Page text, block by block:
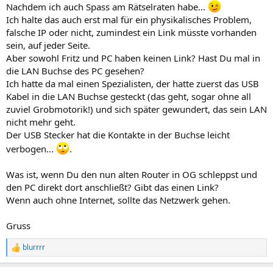
Nachdem ich auch Spass am Rätselraten habe...
Ich halte das auch erst mal für ein physikalisches Problem,
falsche IP oder nicht, zumindest ein Link müsste vorhanden
sein, auf jeder Seite.
Aber sowohl Fritz und PC haben keinen Link? Hast Du mal in
die LAN Buchse des PC gesehen?
Ich hatte da mal einen Spezialisten, der hatte zuerst das USB
Kabel in die LAN Buchse gesteckt (das geht, sogar ohne all
zuviel Grobmotorik!) und sich später gewundert, das sein LAN
nicht mehr geht.
Der USB Stecker hat die Kontakte in der Buchse leicht
verbogen...
.
Was ist, wenn Du den nun alten Router in OG schleppst und
den PC direkt dort anschließt? Gibt das einen Link?
Wenn auch ohne Internet, sollte das Netzwerk gehen.
Gruss
R
e
blurrrr